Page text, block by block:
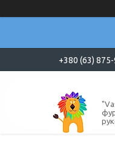
+380 (63)